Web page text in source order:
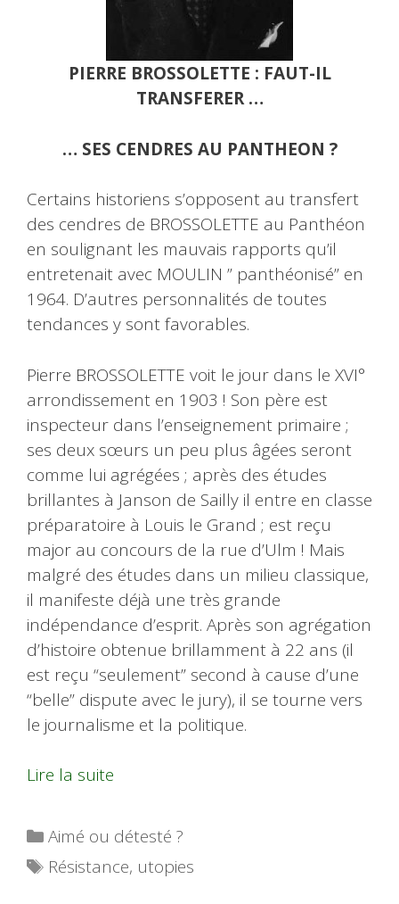
PIERRE BROSSOLETTE : FAUT-IL
TRANSFERER …
… SES CENDRES AU PANTHEON ?
Certains historiens s’opposent au transfert
des cendres de BROSSOLETTE au Panthéon
en soulignant les mauvais rapports qu’il
entretenait avec MOULIN ” panthéonisé” en
1964. D’autres personnalités de toutes
tendances y sont favorables.
Pierre BROSSOLETTE voit le jour dans le XVI°
arrondissement en 1903 ! Son père est
inspecteur dans l’enseignement primaire ;
ses deux sœurs un peu plus âgées seront
comme lui agrégées ; après des études
brillantes à Janson de Sailly il entre en classe
préparatoire à Louis le Grand ; est reçu
major au concours de la rue d’Ulm ! Mais
malgré des études dans un milieu classique,
il manifeste déjà une très grande
indépendance d’esprit. Après son agrégation
d’histoire obtenue brillamment à 22 ans (il
est reçu “seulement” second à cause d’une
“belle” dispute avec le jury), il se tourne vers
le journalisme et la politique.
Lire la suite
Catégories
Aimé ou détesté ?
Étiquettes
Résistance, utopies